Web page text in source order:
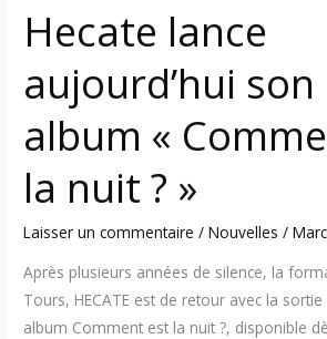
Hecate lance
aujourd’hui
album «
la nuit ? »
Laisser un commentaire /Nouvelles /
Après plusieurs années de silence, la
Tours, HECATE est de retour avec la
album Comment est la nuit ?, disponible